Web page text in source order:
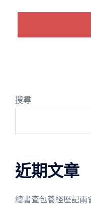
搜尋
近期文章
總書查包養經歷記兩